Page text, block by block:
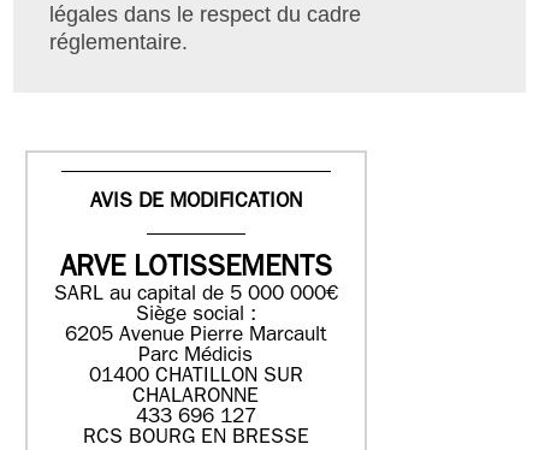
légales dans le respect du cadre
réglementaire.
AVIS DE MODIFICATION
ARVE LOTISSEMENTS
SARL au capital de 5 000 000€
Siège social :
6205 Avenue Pierre Marcault
Parc Médicis
01400 CHATILLON SUR
CHALARONNE
433 696 127
RCS BOURG EN BRESSE